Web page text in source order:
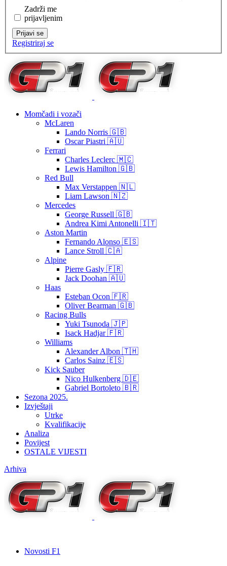
Zadrži me
prijavljenim
Prijavi se
Registriraj se
Momčadi i vozači
McLaren
Lando Norris 🇬🇧
Oscar Piastri 🇦🇺
Ferrari
Charles Leclerc 🇲🇨
Lewis Hamilton 🇬🇧
Red Bull
Max Verstappen 🇳🇱
Liam Lawson 🇳🇿
Mercedes
George Russell 🇬🇧
Andrea Kimi Antonelli 🇮🇹
Aston Martin
Fernando Alonso 🇪🇸
Lance Stroll 🇨🇦
Alpine
Pierre Gasly 🇫🇷
Jack Doohan 🇦🇺
Haas
Esteban Ocon 🇫🇷
Oliver Bearman 🇬🇧
Racing Bulls
Yuki Tsunoda 🇯🇵
Isack Hadjar 🇫🇷
Williams
Alexander Albon 🇹🇭
Carlos Sainz 🇪🇸
Kick Sauber
Nico Hulkenberg 🇩🇪
Gabriel Bortoleto 🇧🇷
Sezona 2025.
Izvještaji
Utrke
Kvalifikacije
Analiza
Povijest
OSTALE VIJESTI
Arhiva
Novosti F1